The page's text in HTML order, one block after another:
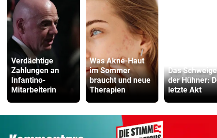
Verdächtige
Zahlungen an
Infantino-
Mitarbeiterin
Was Akne-Haut
im Sommer
braucht und neue
Therapien
Das
der Hühner:
letzte Akt